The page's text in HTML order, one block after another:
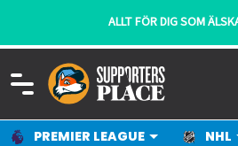
ALLT FÖR DIG SOM
PREMIER LEAGUE NHL